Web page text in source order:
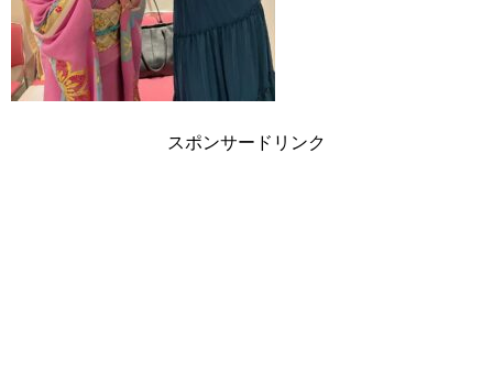
スポンサードリンク